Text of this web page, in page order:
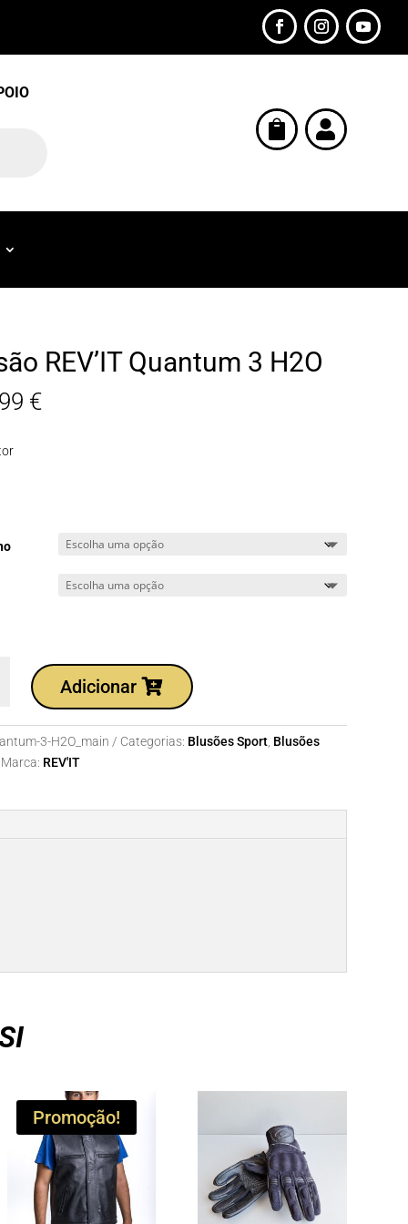
 
REV’IT Quantum 3 H2O
€
Adicionar
3-H2O_main Categorias: Blusões Sport, Blusões
Marca: REV'IT
Promoção!